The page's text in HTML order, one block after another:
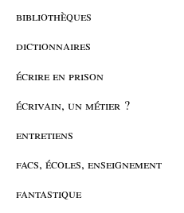
bibliothèques
dictionnaires
écrire en prison
écrivain, un métier ?
entretiens
facs, écoles, enseignement
fantastique